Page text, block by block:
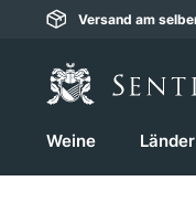
Zur
Versand am
Weine